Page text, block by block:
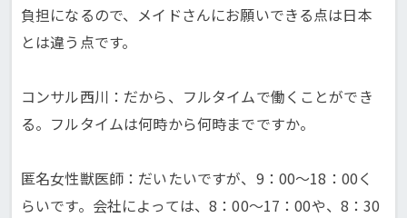
負担になるので、メイドさんにお願いできる点は日本
とは違う点です。
コンサル西川：だから、フルタイムで働くことができ
る。フルタイムは何時から何時までですか。
匿名女性獣医師：だいたいですが、9：00～18：00く
らいです。会社によっては、8：00～17：00や、8：30